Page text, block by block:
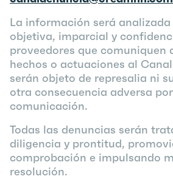
La información será
objetiva, imparcial y
proveedores que comuniquen
hechos o actuaciones al
serán objeto de represalia ni
otra consecuencia adversa
comunicación.
Todas las denuncias serán
diligencia y prontitud,
comprobación e impulsando
resolución.